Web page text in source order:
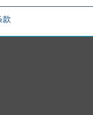
款